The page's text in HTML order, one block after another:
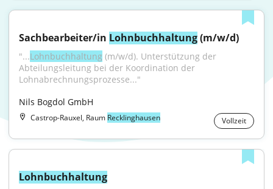
Sachbearbeiter/in Lohnbuchhaltung (m/w/d)
"...Lohnbuchhaltung (m/w/d). Unterstützung der
Abteilungsleitung bei der Koordination der
Lohnabrechnungsprozesse..."
Nils Bogdol GmbH
Castrop-Rauxel, Raum Recklinghausen Vollzeit
Lohnbuchhaltung